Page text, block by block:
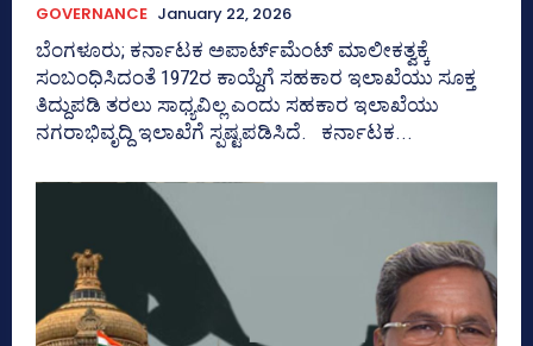
GOVERNANCE January 22, 2026
ಬೆಂಗಳೂರು; ಕರ್ನಾಟಕ ಅಪಾರ್ಟ್‌ಮೆಂಟ್‌ ಮಾಲೀಕತ್ವಕ್ಕೆ
ಸಂಬಂಧಿಸಿದಂತೆ 1972ರ ಕಾಯ್ದೆಗೆ ಸಹಕಾರ ಇಲಾಖೆಯು ಸೂಕ್ತ
ತಿದ್ದುಪಡಿ ತರಲು ಸಾಧ್ಯವಿಲ್ಲ ಎಂದು ಸಹಕಾರ ಇಲಾಖೆಯು
ನಗರಾಭಿವೃದ್ದಿ ಇಲಾಖೆಗೆ ಸ್ಪಷ್ಟಪಡಿಸಿದೆ. ಕರ್ನಾಟಕ...